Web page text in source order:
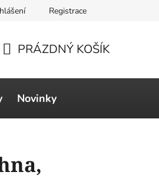
Registrace
KOŠÍK
PRÁZDNÝ KOŠÍK
Novinky